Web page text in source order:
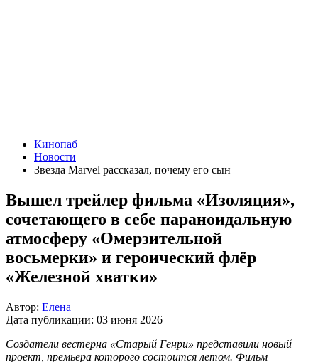
Кинопаб
Новости
Звезда Marvel рассказал, почему его сын
Вышел трейлер фильма «Изоляция»,
сочетающего в себе параноидальную
атмосферу «Омерзительной
восьмерки» и героический флёр
«Железной хватки»
Автор: Елена
Дата публикации: 03 июня 2026
Создатели вестерна «Старый Генри» представили новый
проект, премьера которого состоится летом. Фильм